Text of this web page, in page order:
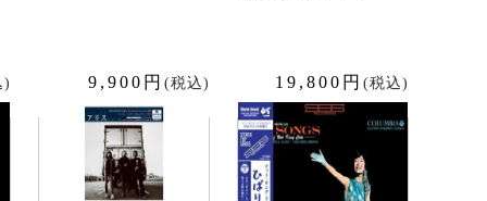
) 9,900円 (税込) 19,800円 (税込)